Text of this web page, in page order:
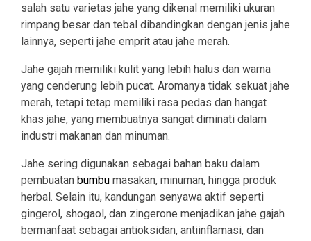
salah satu varietas jahe yang dikenal memiliki ukuran
rimpang besar dan tebal dibandingkan dengan jenis jahe
lainnya, seperti jahe emprit atau jahe merah.
Jahe gajah memiliki kulit yang lebih halus dan warna
yang cenderung lebih pucat. Aromanya tidak sekuat jahe
merah, tetapi tetap memiliki rasa pedas dan hangat
khas jahe, yang membuatnya sangat diminati dalam
industri makanan dan minuman.
Jahe sering digunakan sebagai bahan baku dalam
pembuatan bumbu masakan, minuman, hingga produk
herbal. Selain itu, kandungan senyawa aktif seperti
gingerol, shogaol, dan zingerone menjadikan jahe gajah
bermanfaat sebagai antioksidan, antiinflamasi, dan